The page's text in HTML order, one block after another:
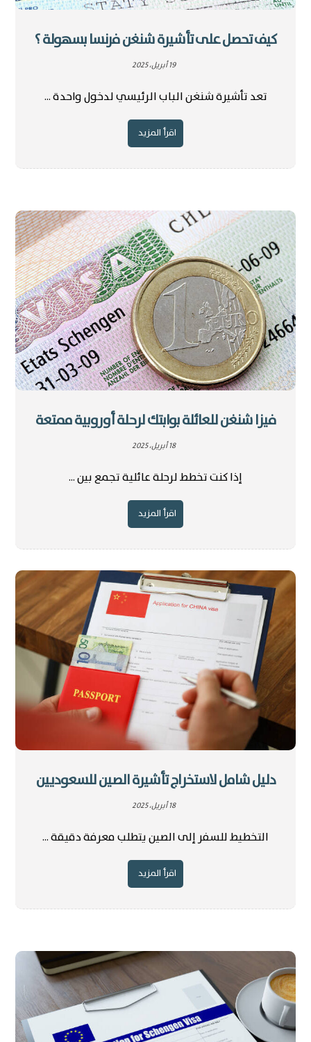
كيف تحصل على تأشيرة شنغن فرنسا بسهولة ؟
19 أبريل، 2025
تعد تأشيرة شنغن الباب الرئيسي لدخول واحدة ...
اقرأ المزيد
فيزا شنغن للعائلة بوابتك لرحلة أوروبية ممتعة
18 أبريل، 2025
إذا كنت تخطط لرحلة عائلية تجمع بين ...
اقرأ المزيد
دليل شامل لاستخراج تأشيرة الصين للسعوديين
18 أبريل، 2025
التخطيط للسفر إلى الصين يتطلب معرفة دقيقة ...
اقرأ المزيد